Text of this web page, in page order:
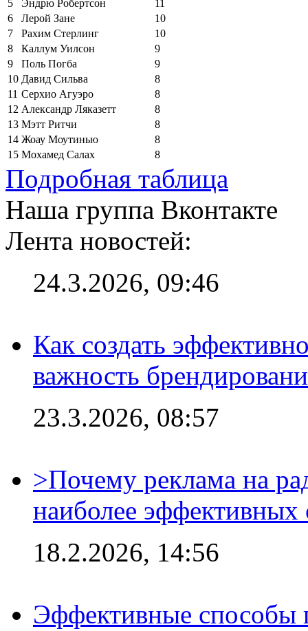
5
Эндрю Робертсон
11
6
Лерой Зане
10
7
Рахим Стерлинг
10
8
Каллум Уилсон
9
9
Поль Погба
9
10 Давид Сильва
8
11 Серхио Агуэро
8
12 Александр Ляказетт
8
13 Мэтт Ритчи
8
14 Жоау Моутинью
8
15 Мохамед Салах 8
Подробная таблица
Наша группа Вконтакте
Лента новостей:
24.3.2026, 09:46
Как создать
важность
23.3.2026, 08:57
>Почему реклама на
наиболее эффективных
18.2.2026, 14:56
Эффективные способы